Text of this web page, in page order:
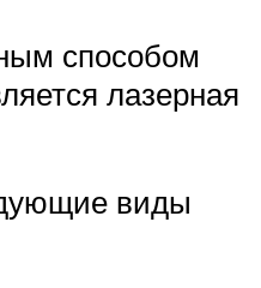
способом
лазерная
виды